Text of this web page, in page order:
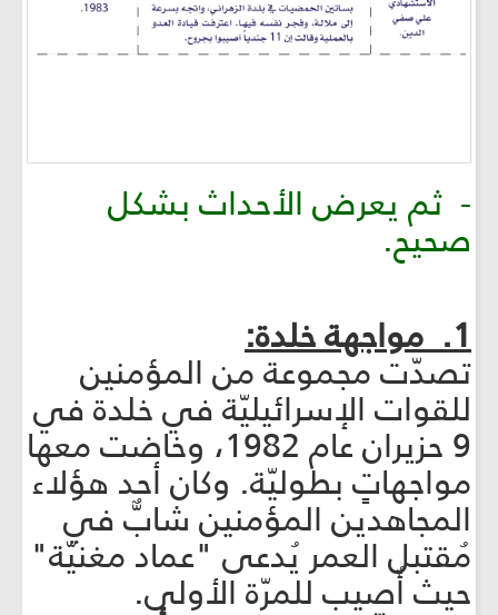
- ثم يعرض الأحداث بشكل
صحيح.
1. مواجهة خلدة:
تصدّت مجموعة من المؤمنين
للقوات الإسرائيليّة في خلدة في
9 حزيران عام 1982، وخاضت معها
مواجهاتٍ بطوليّة. وكان أحد هؤلاء
المجاهدين المؤمنين شابٌّ في
مُقتبل العمر يُدعى "عماد مغنيّة"
حيث أُصيب للمرّة الأولى.